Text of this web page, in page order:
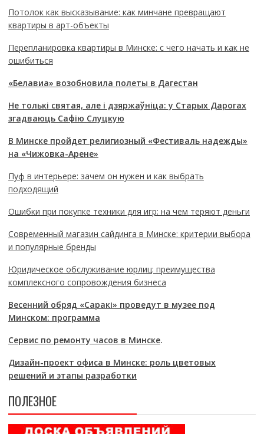
Потолок как высказывание: как минчане превращают
квартиры в арт-объекты
Перепланировка квартиры в Минске: с чего начать и как не
ошибиться
«Белавиа» возобновила полеты в Дагестан
Не толькі святая, але і дзяржаўніца: у Старых Дарогах
згадваюць Сафію Слуцкую
В Минске пройдет религиозный «Фестиваль надежды»
на «Чижовка-Арене»
Пуф в интерьере: зачем он нужен и как выбрать
подходящий
Ошибки при покупке техники для игр: на чем теряют деньги
Современный магазин сайдинга в Минске: критерии выбора
и популярные бренды
Юридическое обслуживание юрлиц: преимущества
комплексного сопровождения бизнеса
Весенний обряд «Саракі» проведут в музее под
Минском: программа
Сервис по ремонту часов в Минске.
Дизайн-проект офиса в Минске: роль цветовых
решений и этапы разработки
ПОЛЕЗНОЕ